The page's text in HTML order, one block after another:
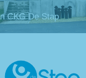
CKG De Stap